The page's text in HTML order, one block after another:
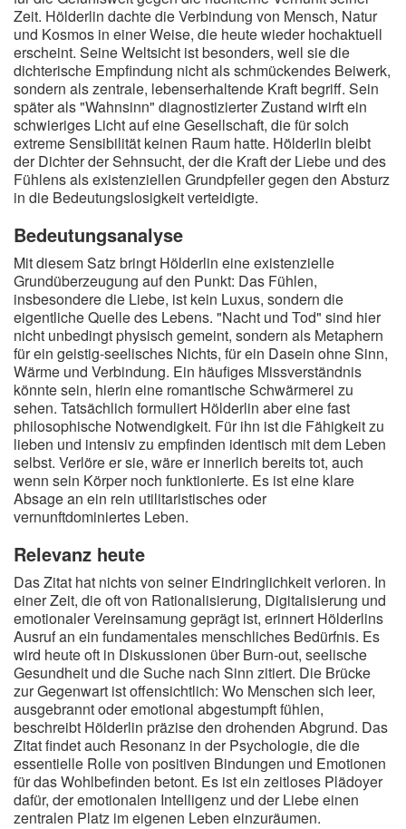
Zeit. Hölderlin dachte die Verbindung von Mensch, Natur
und Kosmos in einer Weise, die heute wieder hochaktuell
erscheint. Seine Weltsicht ist besonders, weil sie die
dichterische Empfindung nicht als schmückendes Beiwerk,
sondern als zentrale, lebenserhaltende Kraft begriff. Sein
später als "Wahnsinn" diagnostizierter Zustand wirft ein
schwieriges Licht auf eine Gesellschaft, die für solch
extreme Sensibilität keinen Raum hatte. Hölderlin bleibt
der Dichter der Sehnsucht, der die Kraft der Liebe und des
Fühlens als existenziellen Grundpfeiler gegen den Absturz
in die Bedeutungslosigkeit verteidigte.
Bedeutungsanalyse
Mit diesem Satz bringt Hölderlin eine existenzielle
Grundüberzeugung auf den Punkt: Das Fühlen,
insbesondere die Liebe, ist kein Luxus, sondern die
eigentliche Quelle des Lebens. "Nacht und Tod" sind hier
nicht unbedingt physisch gemeint, sondern als Metaphern
für ein geistig-seelisches Nichts, für ein Dasein ohne Sinn,
Wärme und Verbindung. Ein häufiges Missverständnis
könnte sein, hierin eine romantische Schwärmerei zu
sehen. Tatsächlich formuliert Hölderlin aber eine fast
philosophische Notwendigkeit. Für ihn ist die Fähigkeit zu
lieben und intensiv zu empfinden identisch mit dem Leben
selbst. Verlöre er sie, wäre er innerlich bereits tot, auch
wenn sein Körper noch funktionierte. Es ist eine klare
Absage an ein rein utilitaristisches oder
vernunftdominiertes Leben.
Relevanz heute
Das Zitat hat nichts von seiner Eindringlichkeit verloren. In
einer Zeit, die oft von Rationalisierung, Digitalisierung und
emotionaler Vereinsamung geprägt ist, erinnert Hölderlins
Ausruf an ein fundamentales menschliches Bedürfnis. Es
wird heute oft in Diskussionen über Burn-out, seelische
Gesundheit und die Suche nach Sinn zitiert. Die Brücke
zur Gegenwart ist offensichtlich: Wo Menschen sich leer,
ausgebrannt oder emotional abgestumpft fühlen,
beschreibt Hölderlin präzise den drohenden Abgrund. Das
Zitat findet auch Resonanz in der Psychologie, die die
essentielle Rolle von positiven Bindungen und Emotionen
für das Wohlbefinden betont. Es ist ein zeitloses Plädoyer
dafür, der emotionalen Intelligenz und der Liebe einen
zentralen Platz im eigenen Leben einzuräumen.